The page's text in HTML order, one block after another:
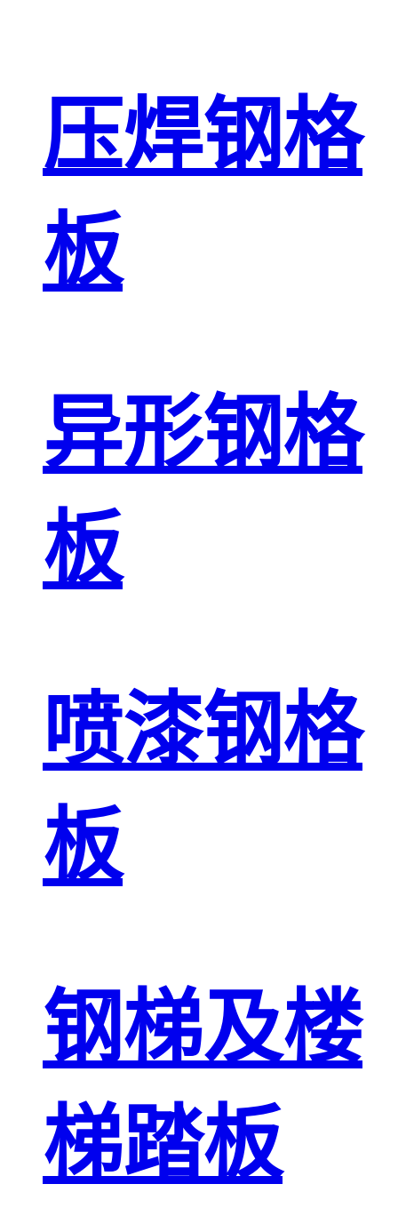
压焊钢格
板
异形钢格
板
喷漆钢格
板
钢梯及楼
梯踏板